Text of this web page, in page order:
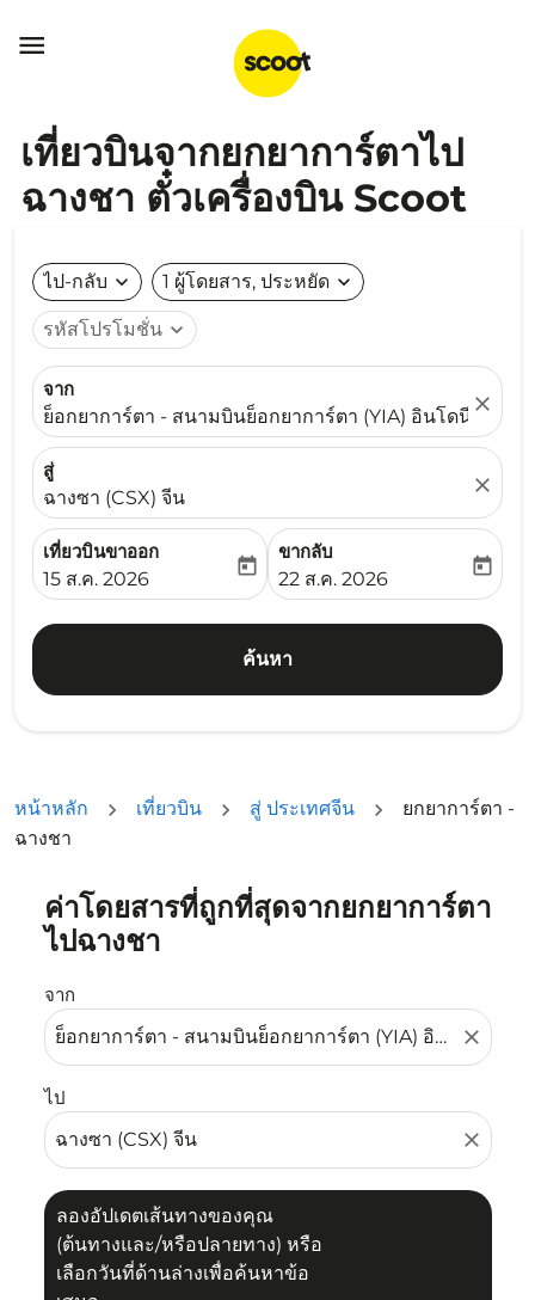

เที่ยวบินจากยกยาการ์ตาไป
ฉางชา ตั๋วเครื่องบิน Scoot
ไป-กลับ expand_more 1 ผู้โดยสาร, ประหยัด expand_more
รหัสโปรโมชั่น expand_more
จาก
ย็อกยาการ์ตา - สนามบินย็อกยาการ์ตา (YIA) อินโดนีเซีย
close
สู่
ฉางซา (CSX) จีน
close
เที่ยวบินขาออก
fc-booking-departure-date-aria-label
15 ส.ค. 2026
today
ขากลับ
fc-booking-return-date-
22 ส.ค. 2026
today
ค้นหา
หน้าหลัก เที่ยวบิน สู่ ประเทศจีน
ยกยาการ์ตา -
ฉางชา
ค่าโดยสารที่ถูกที่สุดจากยกยาการ์ตา
ไปฉางชา
จาก
close
ไป
close
ลองอัปเดตเส้นทางของคุณ
(ต้นทางและ/หรือปลายทาง) หรือ
เลือกวันที่ด้านล่างเพื่อค้นหาข้อ
ลองอัปเดตเส้นทางของคุณ (ต้นทางและ/หรือปลายทาง) หรื